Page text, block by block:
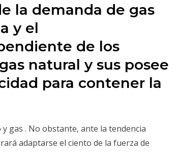
la demanda de gas
y el
de los
natural y sus posee
para contener la
gas . No obstante, ante la tendencia
adaptarse el ciento de la fuerza de